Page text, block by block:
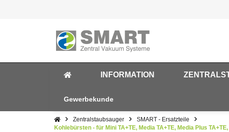
INFORMATION
Gewerbekunde
Zentralstaubsauger
SMART - Ersatzteile
Kohlebürsten - für Mini TA+TE, Media TA+TE, Media Plus